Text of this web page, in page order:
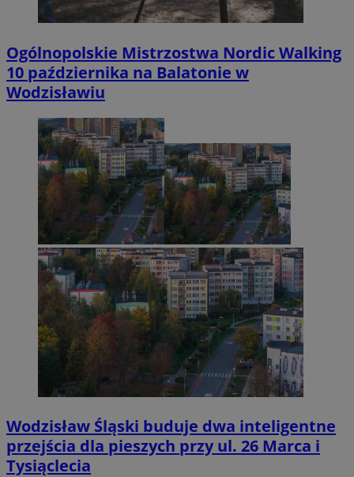
Ogólnopolskie Mistrzostwa Nordic Walking
10 października na Balatonie w
Wodzisławiu
Wodzisław Śląski buduje dwa inteligentne
przejścia dla pieszych przy ul. 26 Marca i
Tysiąclecia